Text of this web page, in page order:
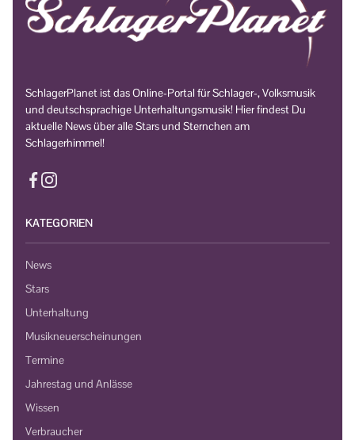
SchlagerPlanet ist das Online-Portal für Schlager-, Volksmusik
und deutschsprachige Unterhaltungsmusik! Hier findest Du
aktuelle News über alle Stars und Sternchen am
Schlagerhimmel!
KATEGORIEN
News
Stars
Unterhaltung
Musikneuerscheinungen
Termine
Jahrestag und Anlässe
Wissen
Verbraucher